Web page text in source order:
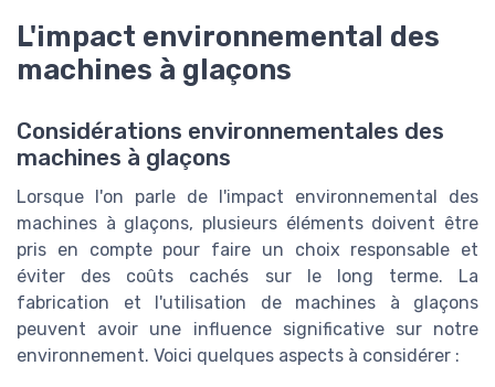
L'impact environnemental des
machines à glaçons
Considérations environnementales des
machines à glaçons
Lorsque l'on parle de l'impact environnemental des
machines à glaçons, plusieurs éléments doivent être
pris en compte pour faire un choix responsable et
éviter des coûts cachés sur le long terme. La
fabrication et l'utilisation de machines à glaçons
peuvent avoir une influence significative sur notre
environnement. Voici quelques aspects à considérer :